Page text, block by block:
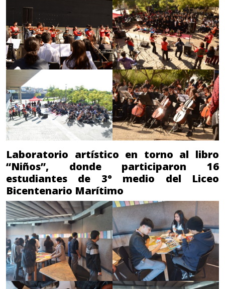
Laboratorio artístico en torno al libro
“Niños”, donde participaron 16
estudiantes de 3° medio del Liceo
Bicentenario Marítimo